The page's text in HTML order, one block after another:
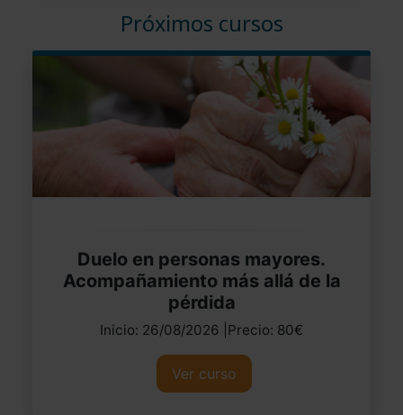
Próximos cursos
Duelo en personas mayores.
Acompañamiento más allá de la
pérdida
Inicio: 26/08/2026 |Precio: 80€
Ver curso